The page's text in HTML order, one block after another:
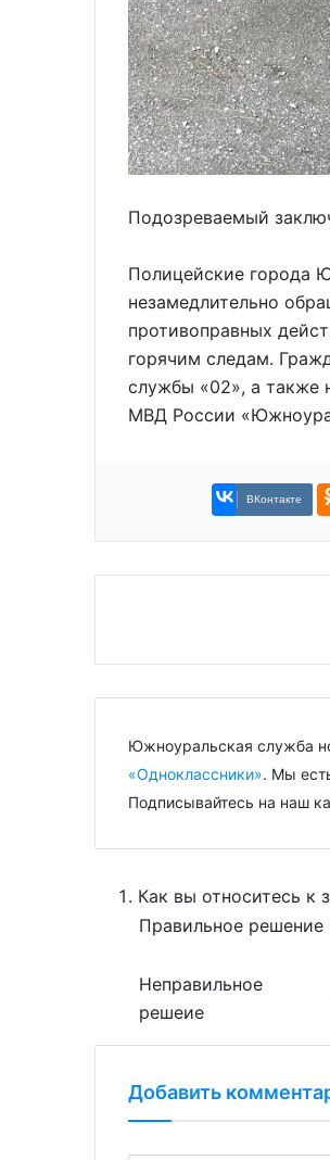
Подозреваемый
Полицейские города
незамедлительно
противоправных
горячим следам.
службы «02», а также
МВД России
ВКонтакте
Южноуральская служба
«Одноклассники». Мы
Подписывайтесь на наш
Как вы относитесь к
Правильное решение
Неправильное
решеие
Добавить